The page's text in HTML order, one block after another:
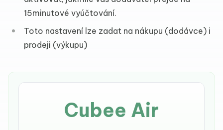
15minutové vyúčtování.
Toto nastavení lze zadat na nákupu (dodávce) i
prodeji (výkupu)
Cubee Air